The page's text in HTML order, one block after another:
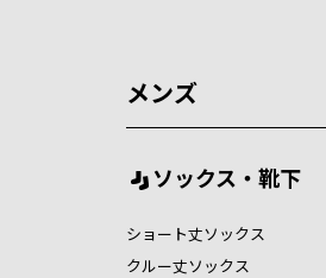
メンズ
ソックス・靴下
ショート丈ソックス
クルー丈ソックス